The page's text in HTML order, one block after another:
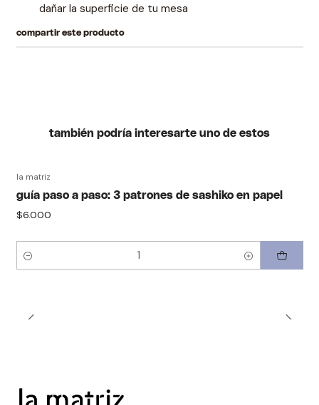
dañar la superficie de tu mesa
compartir este producto
también podría interesarte uno de estos
la matriz
guía paso a paso: 3 patrones de sashiko en papel
$6.000
Quantity